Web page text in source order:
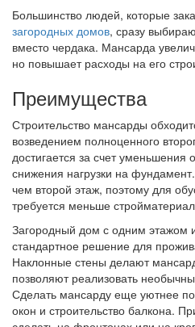
Большинство людей, которые
загородных домов, сразу
вместо чердака. Мансарда
но повышает расходы на его
Преимущества
Строительство мансарды
возведением полноценного
достигается за счет
снижения нагрузки на
чем второй этаж, поэтому для
требуется меньше
Загородный дом с одним этажом
стандартное решение для
Наклонные стены делают
позволяют реализовать
Сделать мансарду еще уютнее
окон и строительство балкона.